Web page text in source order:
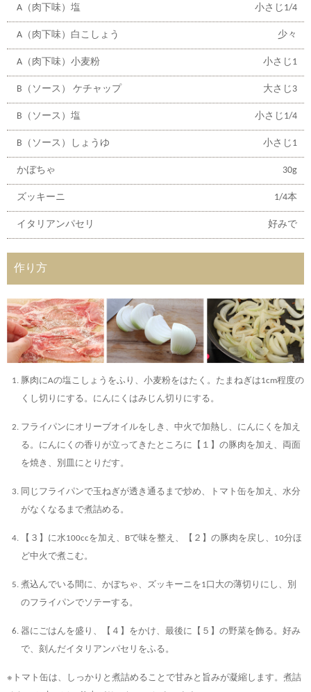
A（肉下味）塩 小さじ1/4
A（肉下味）白こしょう 少々
A（肉下味）小麦粉 小さじ1
B（ソース） ケチャップ 大さじ3
B（ソース）塩 小さじ1/4
B（ソース）しょうゆ 小さじ1
かぼちゃ 30g
ズッキーニ 1/4本
イタリアンパセリ 好みで
作り方
豚肉にAの塩こしょうをふり、小麦粉をはたく。たまねぎは1cm程度の
くし切りにする。にんにくはみじん切りにする。
フライパンにオリーブオイルをしき、中火で加熱し、にんにくを加え
る。にんにくの香りが立ってきたところに【１】の豚肉を加え、両面
を焼き、別皿にとりだす。
同じフライパンで玉ねぎが透き通るまで炒め、トマト缶を加え、水分
がなくなるまで煮詰める。
【３】に水100ccを加え、Bで味を整え、【２】の豚肉を戻し、10分ほ
ど中火で煮こむ。
煮込んでいる間に、かぼちゃ、ズッキーニを1口大の薄切りにし、別
のフライパンでソテーする。
器にごはんを盛り、【４】をかけ、最後に【５】の野菜を飾る。好み
で、刻んだイタリアンパセリをふる。
※トマト缶は、しっかりと煮詰めることで甘みと旨みが凝縮します。煮詰